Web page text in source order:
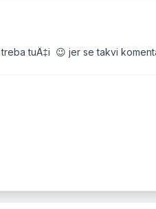
treba tuÄ‡i 😉 jer se takvi